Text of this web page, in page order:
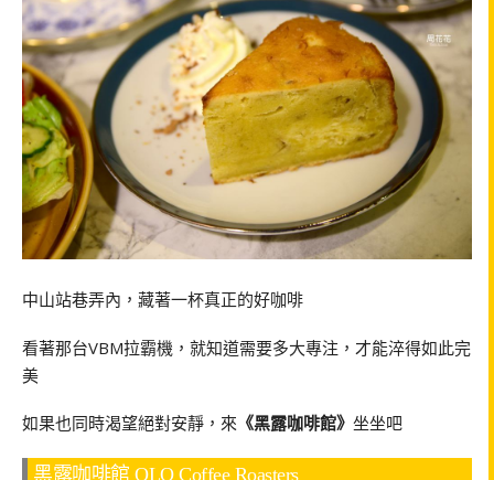
中山站巷弄內，藏著一杯真正的好咖啡
看著那台VBM拉霸機，就知道需要多大專注，才能淬得如此完
美
如果也同時渴望絕對安靜，來 《黑露咖啡館》 坐坐吧
黑露咖啡館 OLO Coffee Roasters